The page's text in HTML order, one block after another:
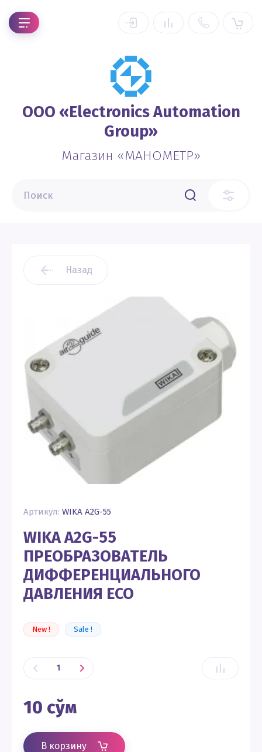
OOO «Electronics Automation
Group»
Магазин «МАНОМЕТР»
Назад
Артикул: WIKA A2G-55
WIKA A2G-55
ПРЕОБРАЗОВАТЕЛЬ
ДИФФЕРЕНЦИАЛЬНОГО
ДАВЛЕНИЯ ECO
New ! Sale !
10 сўм
В корзину